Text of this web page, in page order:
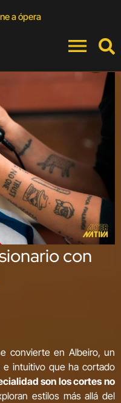
a ópera
con
convierte en Albeiro, un
e intuitivo que ha cortado
son los cortes no
estilos más allá del